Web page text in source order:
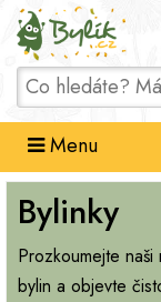
Domů
Menu
Bylinky
Prozkoumejte
bylin a objevte